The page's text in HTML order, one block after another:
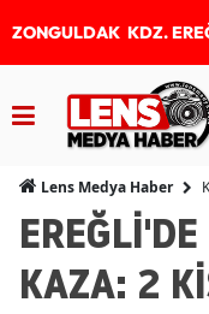
ZONGULDAK KDZ.
Lens Medya Haber
KAZA: 2